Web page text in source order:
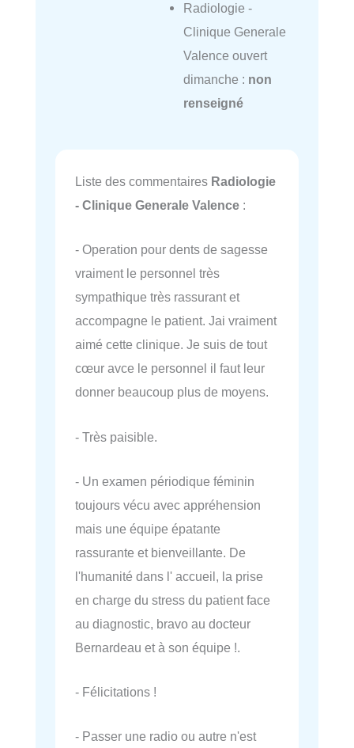
Radiologie -
Clinique Generale
Valence ouvert
dimanche : non
renseigné
Liste des commentaires Radiologie
- Clinique Generale Valence :
- Operation pour dents de sagesse
vraiment le personnel très
sympathique très rassurant et
accompagne le patient. Jai vraiment
aimé cette clinique. Je suis de tout
cœur avce le personnel il faut leur
donner beaucoup plus de moyens.
- Très paisible.
- Un examen périodique féminin
toujours vécu avec appréhension
mais une équipe épatante
rassurante et bienveillante. De
l'humanité dans l' accueil, la prise
en charge du stress du patient face
au diagnostic, bravo au docteur
Bernardeau et à son équipe !.
- Félicitations !
- Passer une radio ou autre n'est